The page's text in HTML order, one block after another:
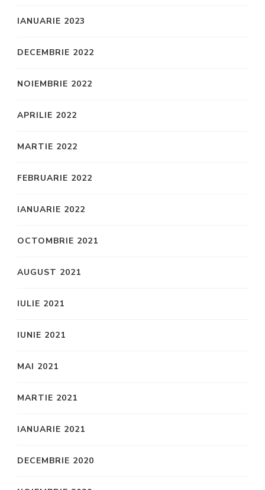
IANUARIE 2023
DECEMBRIE 2022
NOIEMBRIE 2022
APRILIE 2022
MARTIE 2022
FEBRUARIE 2022
IANUARIE 2022
OCTOMBRIE 2021
AUGUST 2021
IULIE 2021
IUNIE 2021
MAI 2021
MARTIE 2021
IANUARIE 2021
DECEMBRIE 2020